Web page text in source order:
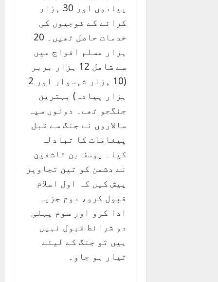
پیادوں اور 30 ہزار
کرائے کے فوجیوں کی
خدمات حاصل تھیں۔ 20
ہزار مسلم افواج میں
سے شامل 12 ہزار بربر
(10 ہزار شہسوار اور 2
ہزار پیادہ) بہترین
جنگجو تھے۔ دونوں سپہ
سالاروں نے جنگ سے قبل
پیغامات کا تبادلہ
کیا۔ یوسف بن تاشفین
نے دشمن کو تین تجاویز
پیش کیں کہ اول اسلام
قبول کرو، دوم جزیہ
ادا کرو اور سوم پہلی
دو شرائط قبول نہیں
ہیں تو جنگ کے لیئے
تیار ہو جاو۔